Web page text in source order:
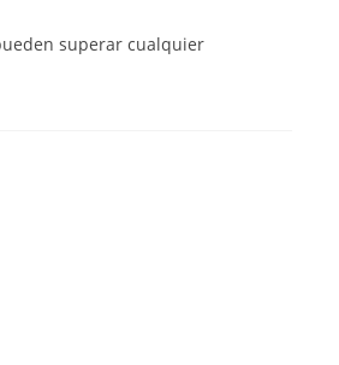
superar cualquier